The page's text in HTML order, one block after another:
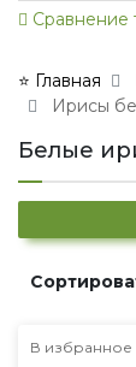
Сравнение
⭐ Главная
Ирисы
Белые
В избранное